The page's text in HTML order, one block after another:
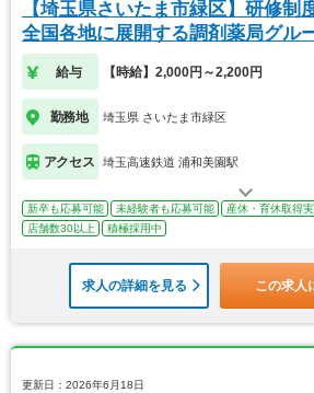
【埼玉県さいたま市緑区】研修
全国各地に展開する調剤薬局グル
給与 【時給】2,000円～2,200円
勤務地 埼玉県 さいたま市緑区
アクセス 埼玉高速鉄道 浦和美園駅
新卒も応募可能 未経験者も応募可能 産休・育休取得
店舗数30以上
積極採用中
求人の詳細を見る この求人
更新日：2026年6月18日